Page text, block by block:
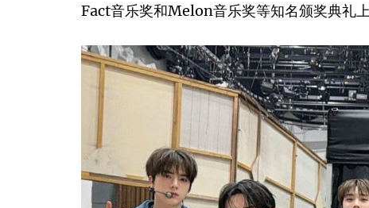
Fact音乐奖和Melon音乐奖等知名颁奖典礼上